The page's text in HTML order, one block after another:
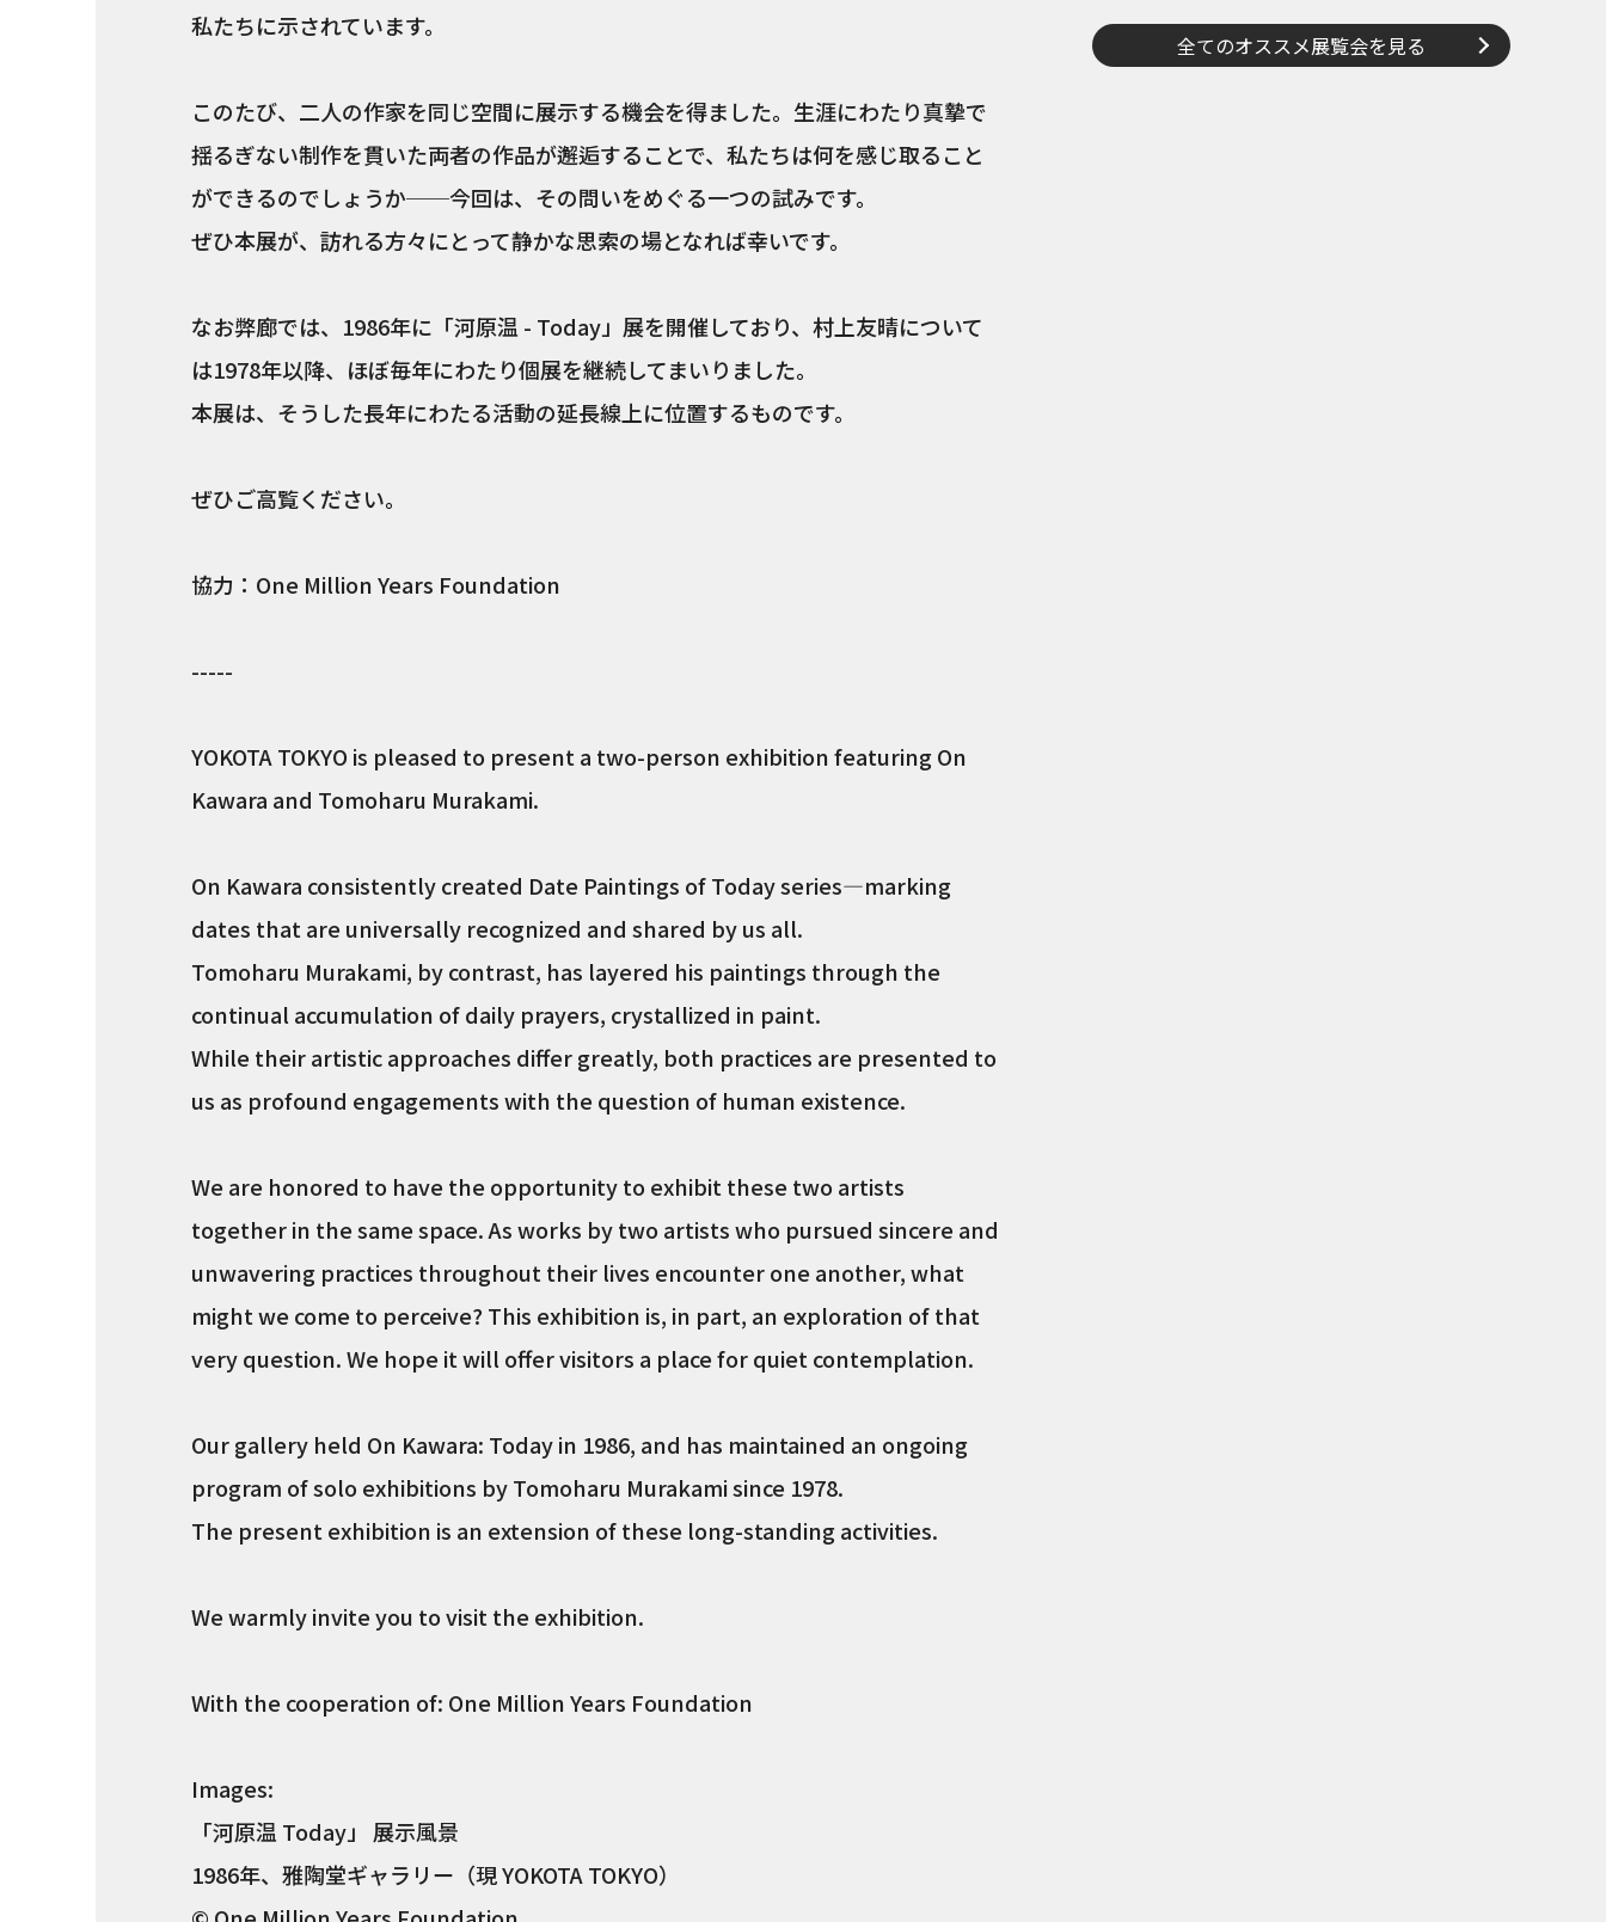
私たちに示されています。
このたび、二人の作家を同じ空間に展示する機会を得ました。生涯にわたり真摯で
揺るぎない制作を貫いた両者の作品が邂逅することで、私たちは何を感じ取ること
ができるのでしょうか──今回は、その問いをめぐる一つの試みです。
ぜひ本展が、訪れる方々にとって静かな思索の場となれば幸いです。
なお弊廊では、1986年に「河原温 - Today」展を開催しており、村上友晴について
は1978年以降、ほぼ毎年にわたり個展を継続してまいりました。
本展は、そうした長年にわたる活動の延長線上に位置するものです。
ぜひご高覧ください。
協力：One Million Years Foundation
-----
YOKOTA TOKYO is pleased to present a two-person exhibition featuring On
Kawara and Tomoharu Murakami.
On Kawara consistently created Date Paintings of Today series—marking
dates that are universally recognized and shared by us all.
Tomoharu Murakami, by contrast, has layered his paintings through the
continual accumulation of daily prayers, crystallized in paint.
While their artistic approaches differ greatly, both practices are presented to
us as profound engagements with the question of human existence.
We are honored to have the opportunity to exhibit these two artists
together in the same space. As works by two artists who pursued sincere and
unwavering practices throughout their lives encounter one another, what
might we come to perceive? This exhibition is, in part, an exploration of that
very question. We hope it will offer visitors a place for quiet contemplation.
Our gallery held On Kawara: Today in 1986, and has maintained an ongoing
program of solo exhibitions by Tomoharu Murakami since 1978.
The present exhibition is an extension of these long-standing activities.
We warmly invite you to visit the exhibition.
With the cooperation of: One Million Years Foundation
Images:
「河原温 Today」 展示風景
1986年、雅陶堂ギャラリー（現 YOKOTA TOKYO）
全てのオススメ展覧会を見る